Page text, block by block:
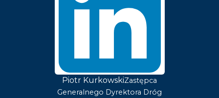
Piotr KurkowskiZastępca
Generalnego Dyrektora Dróg